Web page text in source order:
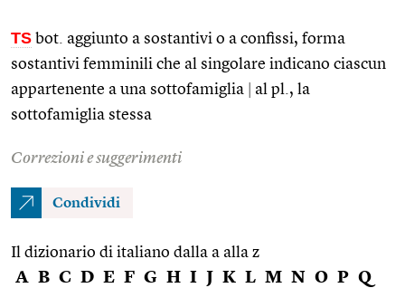
TS bot. aggiunto a sostantivi o a confissi, forma
sostantivi femminili che al singolare indicano ciascun
appartenente a una sottofamiglia
al pl., la
sottofamiglia stessa
Correzioni e suggerimenti
Condividi
Il dizionario di italiano dalla a alla z
A B C D E F G H I J K L M N O P Q